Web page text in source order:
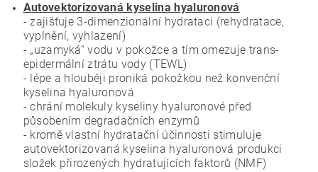
Autovektorizovaná kyselina hyaluronová
- zajišťuje 3-dimenzionální hydrataci (rehydratace,
vyplnění, vyhlazení)
- „uzamyká“ vodu v pokožce a tím omezuje trans-
epidermální ztrátu vody (TEWL)
- lépe a hlouběji proniká pokožkou než konvenční
kyselina hyaluronová
- chrání molekuly kyseliny hyaluronové před
působením degradačních enzymů
- kromě vlastní hydratační účinnosti stimuluje
autovektorizovaná kyselina hyaluronová produkci
složek přirozených hydratujících faktorů (NMF)